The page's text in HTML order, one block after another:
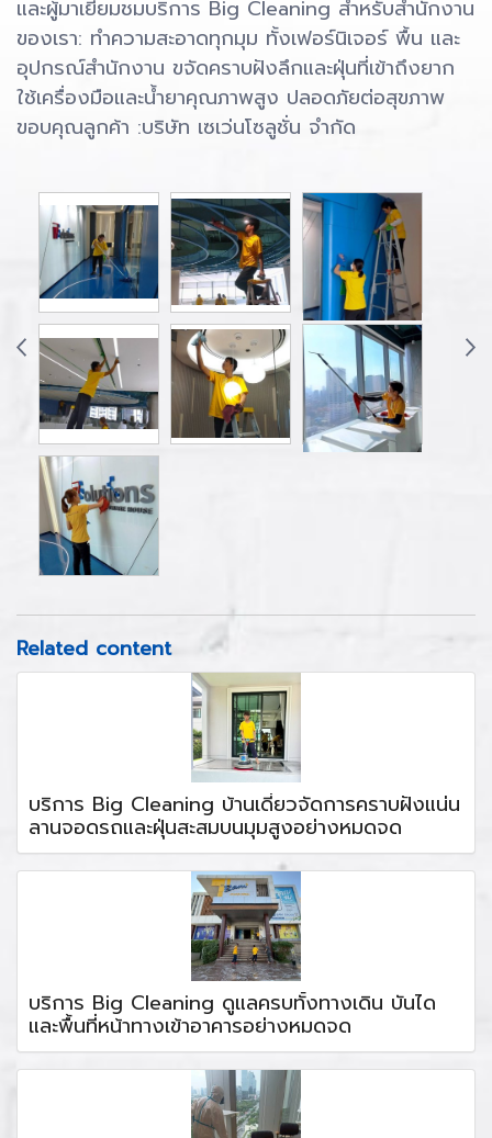
และผู้มาเยี่ยมชมบริการ Big Cleaning สำหรับสำนักงาน
ของเรา:️ ทำความสะอาดทุกมุม ทั้งเฟอร์นิเจอร์ พื้น และ
อุปกรณ์สำนักงาน️ ขจัดคราบฝังลึกและฝุ่นที่เข้าถึงยาก️
ใช้เครื่องมือและน้ำยาคุณภาพสูง ปลอดภัยต่อสุขภาพ
ขอบคุณลูกค้า :บริษัท เซเว่นโซลูชั่น จำกัด
Related content
บริการ Big Cleaning บ้านเดี่ยวจัดการคราบฝังแน่น
ลานจอดรถและฝุ่นสะสมบนมุมสูงอย่างหมดจด
บริการ Big Cleaning ดูแลครบทั้งทางเดิน บันได
และพื้นที่หน้าทางเข้าอาคารอย่างหมดจด